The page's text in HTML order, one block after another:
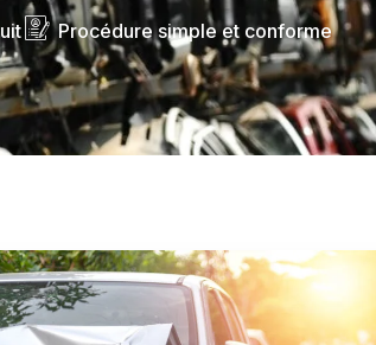
Procédure simple et conforme